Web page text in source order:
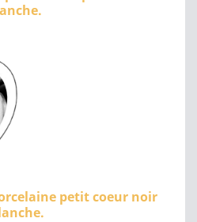
petit coeur noir